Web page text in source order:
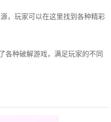
，玩家可以在这里找到各种精彩
各种破解游戏，满足玩家的不同